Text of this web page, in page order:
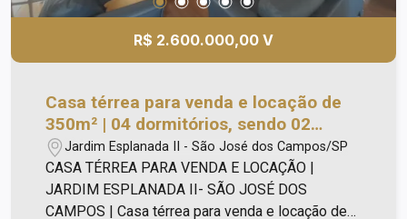
R$ 2.600.000,00 V
Casa térrea para venda e locação de
350m² | 04 dormitórios, sendo 02
suítes e 02 vagas de garagem | Jardim
Esplanada II - São José dos Campos |
Jardim Esplanada II - São José dos Campos/SP
CASA TÉRREA PARA VENDA E LOCAÇÃO |
JARDIM ESPLANADA II- SÃO JOSÉ DOS
CAMPOS | Casa térrea para venda e locação de